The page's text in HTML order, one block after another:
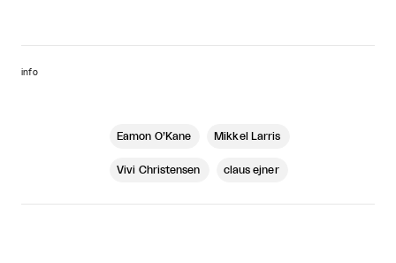
info
Eamon O’Kane Mikkel Larris
Vivi Christensen claus ejner